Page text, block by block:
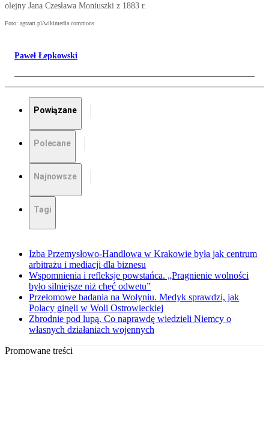
olejny Jana Czesława Moniuszki z 1883 r.
Foto: agraart.pl/wikimedia commons
Paweł Łepkowski
Powiązane
Polecane
Najnowsze
Tagi
Izba Przemysłowo-Handlowa w Krakowie była jak centrum
arbitrażu i mediacji dla biznesu
Wspomnienia i refleksje powstańca. „Pragnienie wolności
było silniejsze niż chęć odwetu”
Przełomowe badania na Wołyniu. Medyk sprawdzi, jak
Polacy ginęli w Woli Ostrowieckiej
Zbrodnie pod lupą. Co naprawdę wiedzieli Niemcy o
własnych działaniach wojennych
Promowane treści